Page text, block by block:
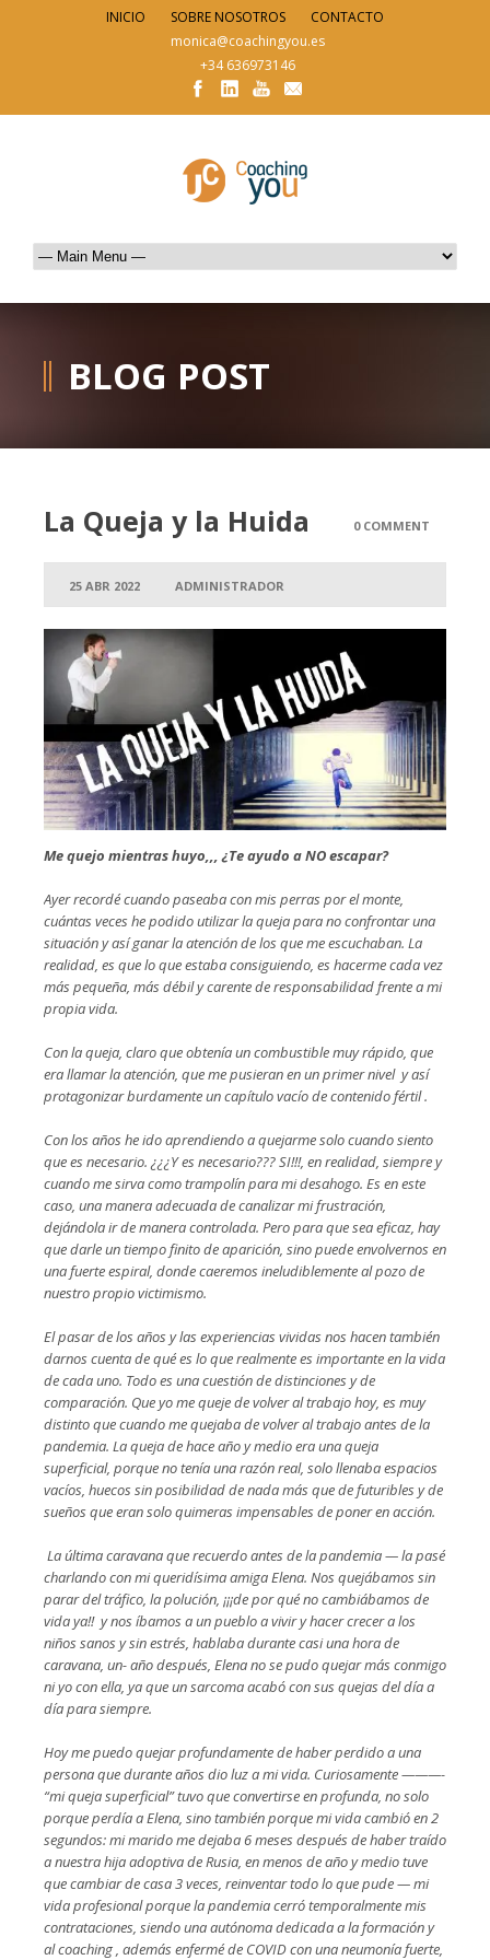
INICIO SOBRE NOSOTROS
CONTACTO
monica@coachingyou.es
+34 636973146
BLOG POST
0 COMMENT
La Queja y la Huida
25 ABR 2022 ADMINISTRADOR
Me quejo mientras huyo,,, ¿Te ayudo a NO escapar?
Ayer recordé cuando paseaba con mis perras por el monte,
cuántas veces he podido utilizar la queja para no confrontar una
situación y así ganar la atención de los que me escuchaban. La
realidad, es que lo que estaba consiguiendo, es hacerme cada vez
más pequeña, más débil y carente de responsabilidad frente a mi
propia vida.
Con la queja, claro que obtenía un combustible muy rápido, que
era llamar la atención, que me pusieran en un primer nivel y así
protagonizar burdamente un capítulo vacío de contenido fértil .
Con los años he ido aprendiendo a quejarme solo cuando siento
que es necesario. ¿¿¿Y es necesario??? SI!!!, en realidad, siempre y
cuando me sirva como trampolín para mi desahogo. Es en este
caso, una manera adecuada de canalizar mi frustración,
dejándola ir de manera controlada. Pero para que sea eficaz, hay
que darle un tiempo finito de aparición, sino puede envolvernos en
una fuerte espiral, donde caeremos ineludiblemente al pozo de
nuestro propio victimismo.
El pasar de los años y las experiencias vividas nos hacen también
darnos cuenta de qué es lo que realmente es importante en la vida
de cada uno. Todo es una cuestión de distinciones y de
comparación. Que yo me queje de volver al trabajo hoy, es muy
distinto que cuando me quejaba de volver al trabajo antes de la
pandemia. La queja de hace año y medio era una queja
superficial, porque no tenía una razón real, solo llenaba espacios
vacíos, huecos sin posibilidad de nada más que de futuribles y de
sueños que eran solo quimeras impensables de poner en acción.
La última caravana que recuerdo antes de la pandemia — la pasé
charlando con mi queridísima amiga Elena. Nos quejábamos sin
parar del tráfico, la polución, ¡¡¡de por qué no cambiábamos de
vida ya!! y nos íbamos a un pueblo a vivir y hacer crecer a los
niños sanos y sin estrés, hablaba durante casi una hora de
caravana, un- año después, Elena no se pudo quejar más conmigo
ni yo con ella, ya que un sarcoma acabó con sus quejas del día a
día para siempre.
Hoy me puedo quejar profundamente de haber perdido a una
persona que durante años dio luz a mi vida. Curiosamente ———-
“mi queja superficial” tuvo que convertirse en profunda, no solo
porque perdía a Elena, sino también porque mi vida cambió en 2
segundos: mi marido me dejaba 6 meses después de haber traído
a nuestra hija adoptiva de Rusia, en menos de año y medio tuve
que cambiar de casa 3 veces, reinventar todo lo que pude — mi
vida profesional porque la pandemia cerró temporalmente mis
contrataciones, siendo una autónoma dedicada a la formación y
al coaching , además enfermé de COVID con una neumonía fuerte,